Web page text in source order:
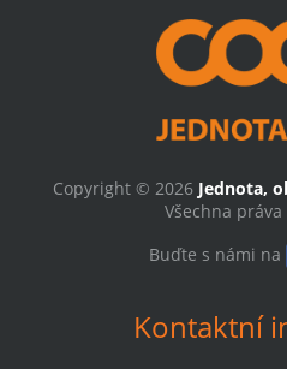
Copyright © 2026 Jednota,
Všechna
Buďte s námi na
Kontaktní